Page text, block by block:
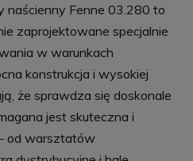
naścienny Fenne 03.280 to
zaprojektowane specjalnie
w warunkach
konstrukcja i wysokiej
że sprawdza się doskonale
jest skuteczna i
od warsztatów